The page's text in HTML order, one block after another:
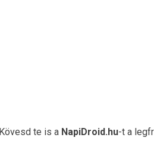
Kövesd te is a NapiDroid.hu-t a